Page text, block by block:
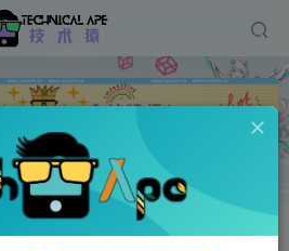
正文
MFC- 8880DN
看